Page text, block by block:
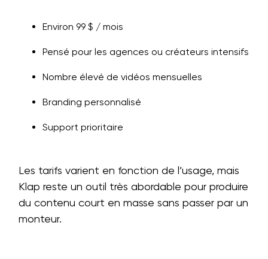
Environ 99 $ / mois
Pensé pour les agences ou créateurs intensifs
Nombre élevé de vidéos mensuelles
Branding personnalisé
Support prioritaire
Les tarifs varient en fonction de l’usage, mais
Klap reste un outil très abordable pour produire
du contenu court en masse sans passer par un
monteur.